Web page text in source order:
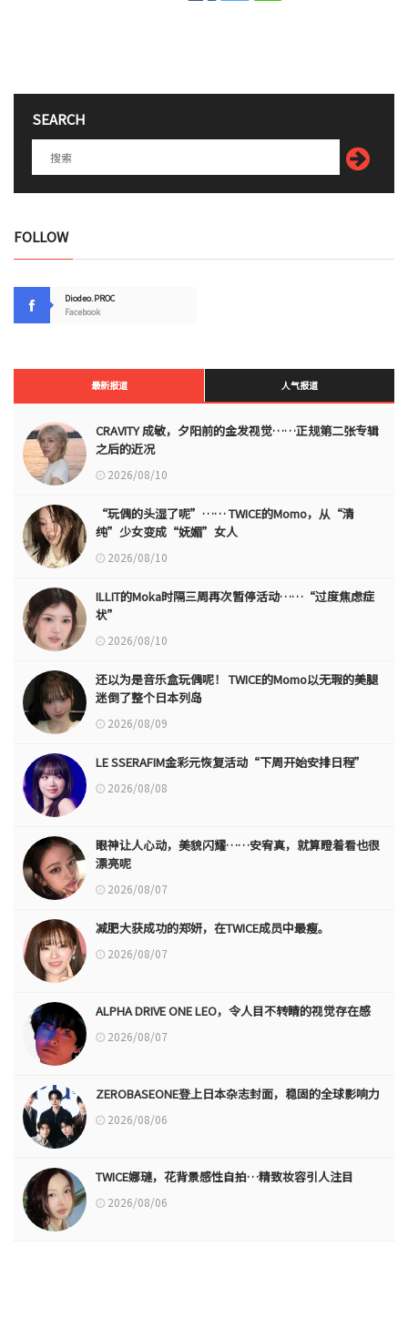
SEARCH
FOLLOW
Diodeo.PROC
Facebook
最新报道 人气报道
CRAVITY 成敏，夕阳前的金发视觉……正规第二张专辑
之后的近况
2026/08/10
“玩偶的头湿了呢”…… TWICE的Momo，从“清
纯”少女变成“妩媚”女人
2026/08/10
ILLIT的Moka时隔三周再次暂停活动……“过度焦虑症
状”
2026/08/10
还以为是音乐盒玩偶呢！ TWICE的Momo以无瑕的美腿
迷倒了整个日本列岛
2026/08/09
LE SSERAFIM金彩元恢复活动“下周开始安排日程”
2026/08/08
眼神让人心动，美貌闪耀……安宥真，就算瞪着看也很
漂亮呢
2026/08/07
减肥大获成功的郑妍，在TWICE成员中最瘦。
2026/08/07
ALPHA DRIVE ONE LEO，令人目不转睛的视觉存在感
2026/08/07
ZEROBASEONE登上日本杂志封面，稳固的全球影响力
2026/08/06
TWICE娜璉，花背景感性自拍…精致妆容引人注目
2026/08/06